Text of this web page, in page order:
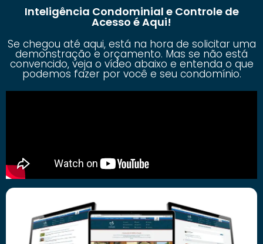
Inteligência Condominial e Controle de
Acesso é Aqui!
Se chegou até aqui, está na hora de solicitar uma
demonstração e orçamento. Mas se não está
convencido, veja o vídeo abaixo e entenda o que
podemos fazer por você e seu condomínio.